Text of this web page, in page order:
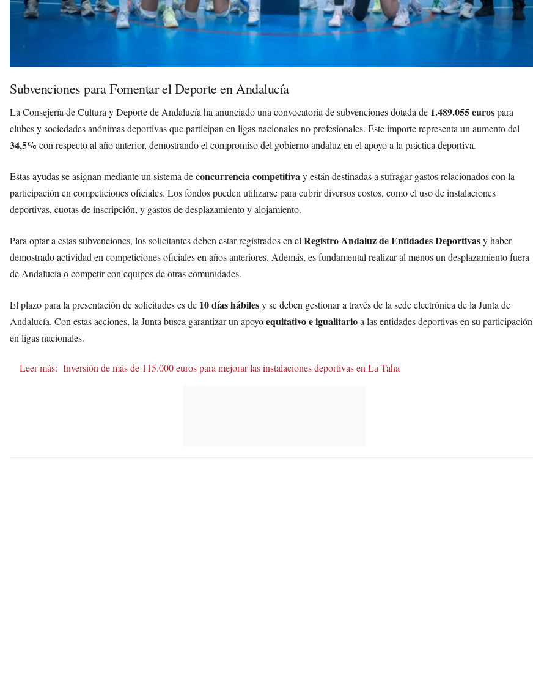
Subvenciones para Fomentar el Deporte en Andalucía
La Consejería de Cultura y Deporte de Andalucía ha anunciado una convocatoria de subvenciones dotada de 1.489.055 eurospara
clubes y sociedades anónimas deportivas que participan en ligas nacionales no profesionales. Este importe representa un aumento del
34,5% con respecto al año anterior, demostrando el compromiso del gobierno andaluz en el apoyo a la práctica deportiva.
Estas ayudas se asignan mediante un sistema deconcurrencia competitivay están destinadas a sufragar gastos relacionados con la
participación en competiciones oficiales. Los fondos pueden utilizarse para cubrir diversos costos, como el uso de instalaciones
deportivas, cuotas de inscripción, y gastos de desplazamiento y alojamiento.
Para optar a estas subvenciones, los solicitantes deben estar registrados en elRegistro Andaluz de Entidades Deportivasy haber
demostrado actividad en competiciones oficiales en años anteriores. Además, es fundamental realizar al menos un desplazamiento fuera
de Andalucía o competir con equipos de otras comunidades.
El plazo para la presentación de solicitudes es de 10 días hábilesy se deben gestionar a través de la sede electrónica de la Junta de
Andalucía. Con estas acciones, la Junta busca garantizar un apoyoequitativo e igualitarioa las entidades deportivas en su participación
en ligas nacionales.
Leer más: Inversión de más de 115.000 euros para mejorar las instalaciones deportivas en La Taha